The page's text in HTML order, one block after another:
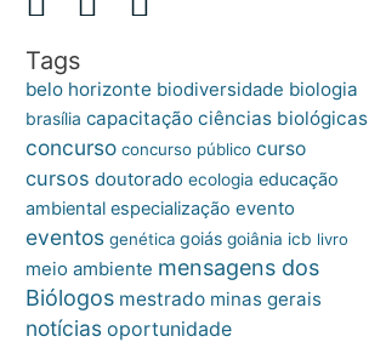
Tags
belo horizonte biodiversidade biologia
brasília capacitação ciências biológicas
concurso concurso público curso
cursos doutorado ecologia educação
ambiental especialização evento
eventos genética goiás goiânia icb livro
meio ambiente mensagens dos
Biólogos mestrado minas gerais
notícias oportunidade